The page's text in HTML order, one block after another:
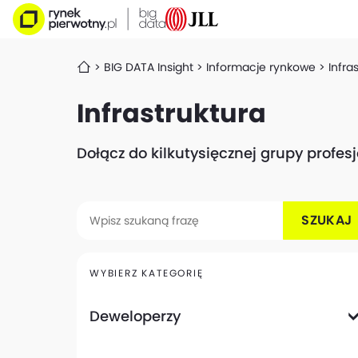
BIG DATA Insight Informacje rynkowe
Infrastruktura
Dołącz do kilkutysięcznej grupy
SZUKAJ
WYBIERZ KATEGORIĘ
Deweloperzy